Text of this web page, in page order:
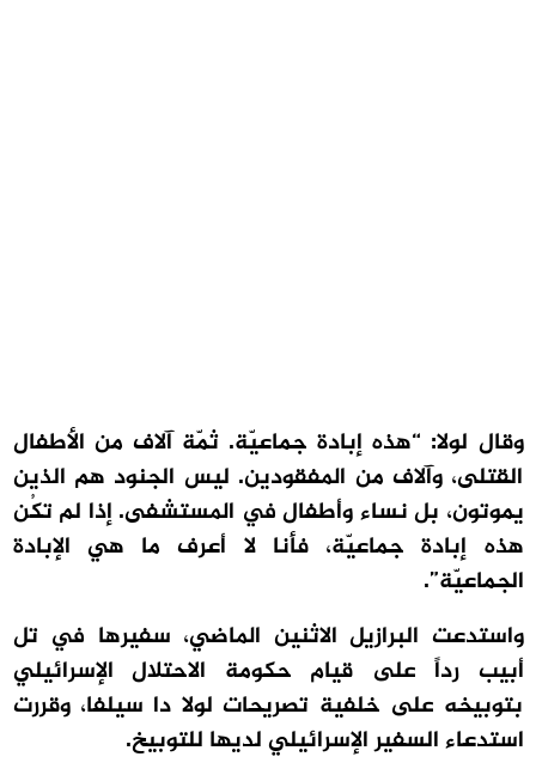
وقال لولا: “هذه إبادة جماعيّة. ثمّة آلاف من الأطفال
القتلى، وآلاف من المفقودين. ليس الجنود هم الذين
يموتون، بل نساء وأطفال في المستشفى. إذا لم تكُن
هذه إبادة جماعيّة، فأنا لا أعرف ما هي الإبادة
الجماعيّة”.
واستدعت البرازيل الاثنين الماضي، سفيرها في تل
أبيب رداً على قيام حكومة الاحتلال الإسرائيلي
بتوبيخه على خلفية تصريحات لولا دا سيلفا، وقررت
استدعاء السفير الإسرائيلي لديها للتوبيخ.